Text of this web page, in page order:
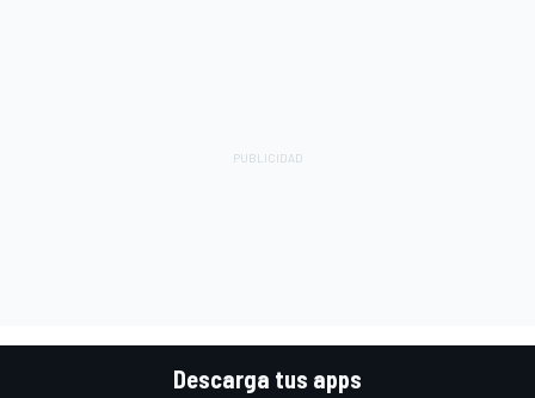
Descarga tus apps